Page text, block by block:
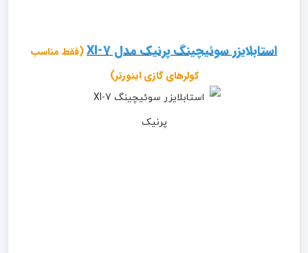
استابلایزر سوئیچینگ پرنیک مدل XI-7
(فقط مناسب
کولرهای گازی اینورتر)